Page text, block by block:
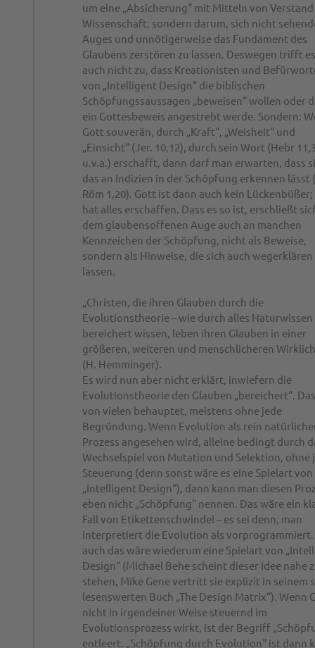
um eine „Absicherung“ mit Mitteln von
Wissenschaft, sondern darum, sich nicht
Auges und unnötigerweise das Fundament des
Glaubens zerstören zu lassen. Deswegen trifft es
auch nicht zu, dass Kreationisten und
von „Intelligent Design“ die biblischen
Schöpfungssaussagen „beweisen“ wollen oder
ein Gottesbeweis angestrebt werde. Sondern:
Gott souverän, durch „Kraft“, „Weisheit“ und
„Einsicht“ (Jer. 10,12), durch sein Wort (Hebr
u.v.a.) erschafft, dann darf man erwarten, dass
das an Indizien in der Schöpfung erkennen lässt
Röm 1,20). Gott ist dann auch kein Lückenbüßer;
hat alles erschaffen. Dass es so ist, erschließt
dem glaubensoffenen Auge auch an manchen
Kennzeichen der Schöpfung, nicht als Beweise,
sondern als Hinweise, die sich auch wegerklären
lassen.
„Christen, die ihren Glauben durch die
Evolutionstheorie – wie durch alles Naturwissen
bereichert wissen, leben ihren Glauben in einer
größeren, weiteren und menschlicheren
(H. Hemminger).
Es wird nun aber nicht erklärt, inwiefern die
Evolutionstheorie den Glauben „bereichert“.
von vielen behauptet, meistens ohne jede
Begründung. Wenn Evolution als rein
Prozess angesehen wird, alleine bedingt durch
Wechselspiel von Mutation und Selektion, ohne
Steuerung (denn sonst wäre es eine Spielart von
„Intelligent Design“), dann kann man diesen
eben nicht „Schöpfung“ nennen. Das wäre ein
Fall von Etikettenschwindel – es sei denn, man
interpretiert die Evolution als vorprogrammiert.
auch das wäre wiederum eine Spielart von
Design“ (Michael Behe scheint dieser Idee nahe
stehen, Mike Gene vertritt sie explizit in seinem
lesenswerten Buch „The Design Matrix“). Wenn
nicht in irgendeiner Weise steuernd im
Evolutionsprozess wirkt, ist der Begriff
entleert. „Schöpfung durch Evolution“ ist dann